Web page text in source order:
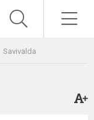
Savivalda